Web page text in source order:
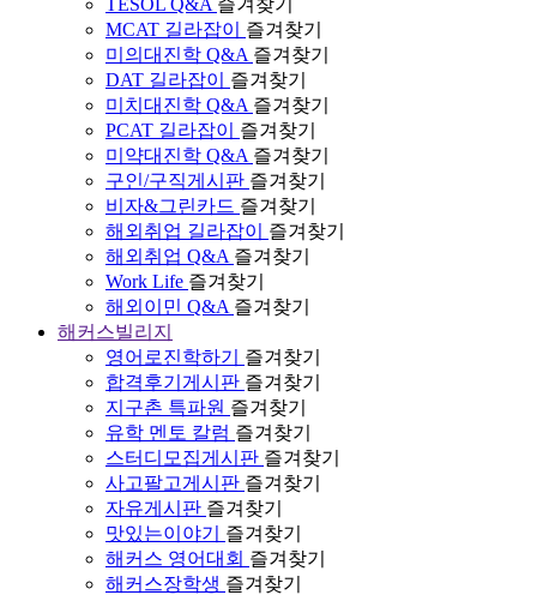
MCAT 길라잡이
즐겨찾기
미의대진학 Q&A 즐겨찾기
DAT 길라잡이
즐겨찾기
미치대진학 Q&A 즐겨찾기
PCAT 길라잡이
즐겨찾기
미약대진학 Q&A 즐겨찾기
구인/구직게시판 즐겨찾기
비자&그린카드 즐겨찾기
해외취업 길라잡이
즐겨찾기
해외취업 Q&A 즐겨찾기
Work Life 즐겨찾기
해외이민 Q&A 즐겨찾기
해커스빌리지
영어로진학하기
즐겨찾기
합격후기게시판 즐겨찾기
지구촌 특파원 즐겨찾기
유학 멘토 칼럼 즐겨찾기
스터디모집게시판 즐겨찾기
사고팔고게시판 즐겨찾기
자유게시판 즐겨찾기
맛있는이야기
즐겨찾기
해커스 영어대회 즐겨찾기
해커스장학생 즐겨찾기